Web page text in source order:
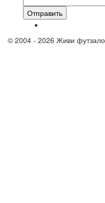
Отправить
© 2004 - 2026 Живи